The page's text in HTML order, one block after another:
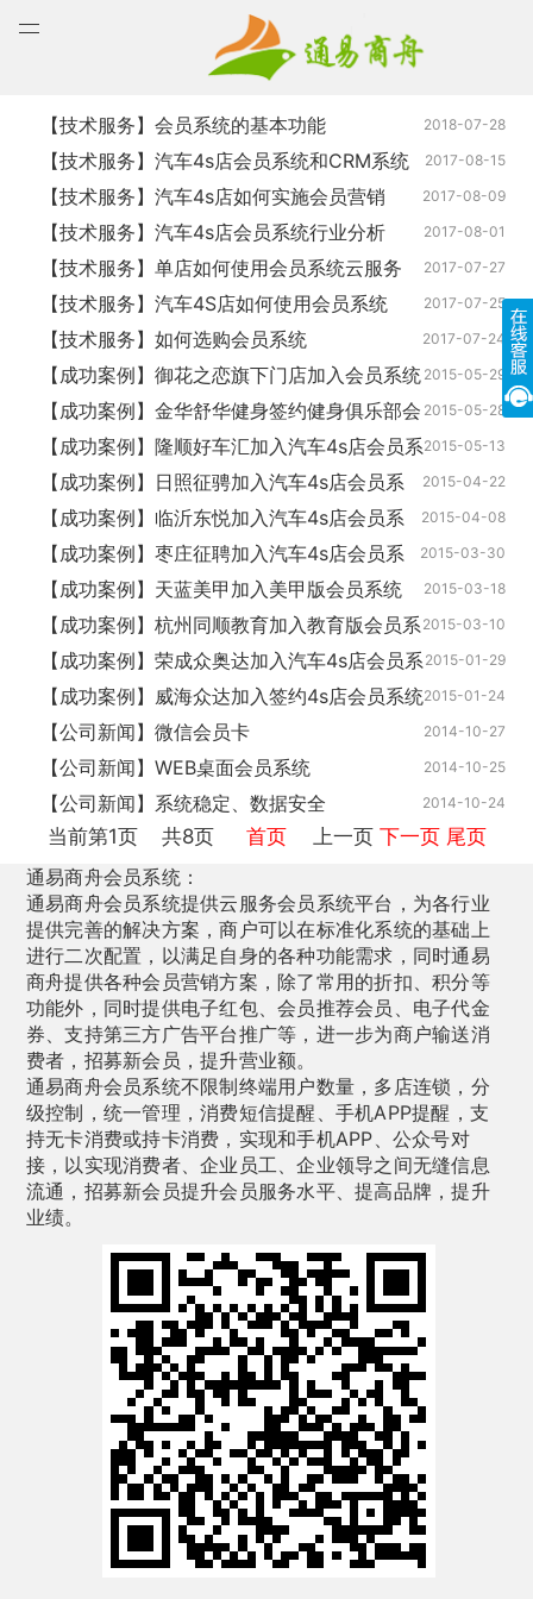
通易商舟
2018-07-28
【技术服务】会员系统的基本功能
2017-08-15
【技术服务】汽车4s店会员系统和CRM系统
方案
2017-08-09
【技术服务】汽车4s店如何实施会员营销
2017-08-01
【技术服务】汽车4s店会员系统行业分析
2017-07-27
【技术服务】单店如何使用会员系统云服务
2017-07-25
【技术服务】汽车4S店如何使用会员系统
APP
2017-07-24
【技术服务】如何选购会员系统
2015-05-29
【成功案例】御花之恋旗下门店加入会员系统
2015-05-28
【成功案例】金华舒华健身签约健身俱乐部会
员系统
2015-05-13
【成功案例】隆顺好车汇加入汽车4s店会员系
统
2015-04-22
【成功案例】日照征骋加入汽车4s店会员系
统
2015-04-08
【成功案例】临沂东悦加入汽车4s店会员系
统
2015-03-30
【成功案例】枣庄征聘加入汽车4s店会员系
统
2015-03-18
【成功案例】天蓝美甲加入美甲版会员系统
2015-03-10
【成功案例】杭州同顺教育加入教育版会员系
统
2015-01-29
【成功案例】荣成众奥达加入汽车4s店会员系
统
2015-01-24
【成功案例】威海众达加入签约4s店会员系统
2014-10-27
【公司新闻】微信会员卡
2014-10-25
【公司新闻】WEB桌面会员系统
2014-10-24
【公司新闻】系统稳定、数据安全
当前第1页 共8页 首页 上一页 下一页 尾页
通易商舟会员系统：
通易商舟会员系统提供云服务会员系统平台，为各行业
提供完善的解决方案，商户可以在标准化系统的基础上
进行二次配置，以满足自身的各种功能需求，同时通易
商舟提供各种会员营销方案，除了常用的折扣、积分等
功能外，同时提供电子红包、会员推荐会员、电子代金
券、支持第三方广告平台推广等，进一步为商户输送消
费者，招募新会员，提升营业额。
通易商舟会员系统不限制终端用户数量，多店连锁，分
级控制，统一管理，消费短信提醒、手机APP提醒，支
持无卡消费或持卡消费，实现和手机APP、公众号对
接，以实现消费者、企业员工、企业领导之间无缝信息
流通，招募新会员提升会员服务水平、提高品牌，提升
业绩。